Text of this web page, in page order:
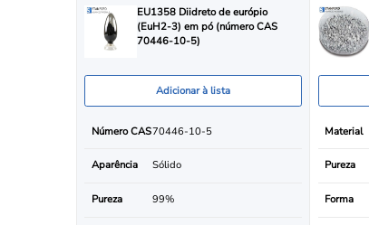
EU1358 Diidreto de európio
(EuH2-3) em pó (número CAS
70446-10-5)
Adicionar à lista
Número CAS70446-10-5
Aparência Sólido
Pureza 99%
Material
Pureza
Forma